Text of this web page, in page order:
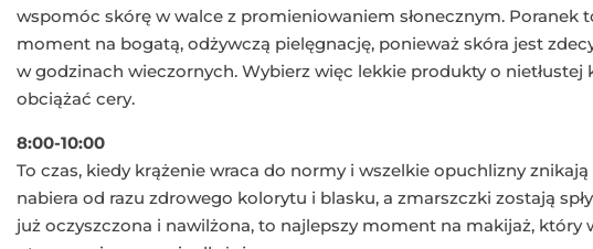
wspomóc skórę w walce z promieniowaniem słonecznym. Poranek
moment na bogatą, odżywczą pielęgnację, ponieważ skóra jest
w godzinach wieczornych. Wybierz więc lekkie produkty o nietłustej
obciążać cery.
8:00-10:00
To czas, kiedy krążenie wraca do normy i wszelkie opuchlizny znikają
nabiera od razu zdrowego kolorytu i blasku, a zmarszczki zostają
już oczyszczona i nawilżona, to najlepszy moment na makijaż, który